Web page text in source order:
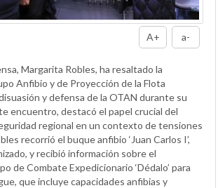
A+ a-
Margarita Robles, ha resaltado la
Anfibio y de Proyección de la Flota
y defensa de la OTAN durante su
encuentro, destacó el papel crucial del
regional en un contexto de tensiones
recorrió el buque anfibio ‘Juan Carlos I’,
y recibió información sobre el
de Combate Expedicionario ‘Dédalo’ para
que incluye capacidades anfibias y